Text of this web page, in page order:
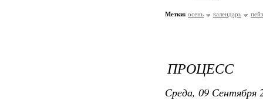
Метки: осень календарь
ПРОЦЕСС
Среда, 09 Сентября